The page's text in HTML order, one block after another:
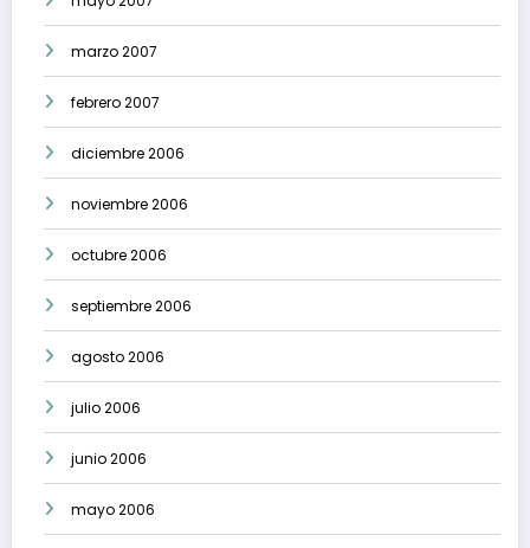
marzo 2007
febrero 2007
diciembre 2006
noviembre 2006
octubre 2006
septiembre 2006
agosto 2006
julio 2006
junio 2006
mayo 2006